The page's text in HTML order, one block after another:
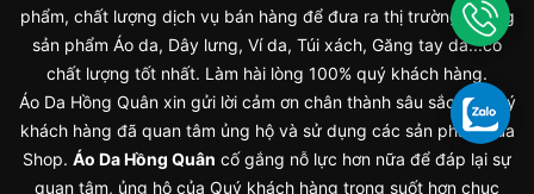
phẩm, chất lượng dịch vụ bán hàng để đưa ra thị trường những
sản phẩm Áo da, Dây lưng, Ví da, Túi xách, Găng tay da...có
chất lượng tốt nhất. Làm hài lòng 100% quý khách hàng.
Áo Da Hồng Quân xin gửi lời cảm ơn chân thành sâu sắc tới Quý
khách hàng đã quan tâm ủng hộ và sử dụng các sản phẩm của
Shop. Áo Da Hồng Quân cố gắng nỗ lực hơn nữa để đáp lại sự
quan tâm, ủng hộ của Quý khách hàng trong suốt hơn chục